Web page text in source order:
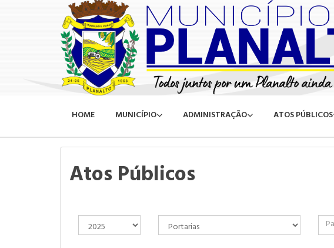
HOME MUNICÍPIO ADMINISTRAÇÃO ATOS PÚBLICOS
Atos Públicos